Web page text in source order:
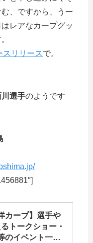
、ですから、うー
レアなカープグッ
スリリースで。
川選手のようです
カープ】選手や
トークショー・
のイベント一覧